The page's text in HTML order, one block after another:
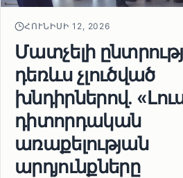
ՀՈՒՆԻՍԻ 12, 2026
Մատչելի
դեռևս չլուծված
խնդիրներով.
դիտորդական
առաքելության
արդյունքները